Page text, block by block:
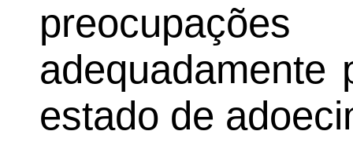
adequadamente
estado de